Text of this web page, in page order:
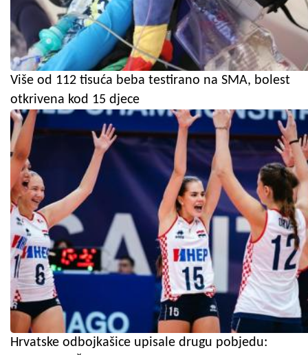
Više od 112 tisuća beba testirano na SMA, bolest
otkrivena kod 15 djece
Hrvatske odbojkašice upisale drugu pobjedu: